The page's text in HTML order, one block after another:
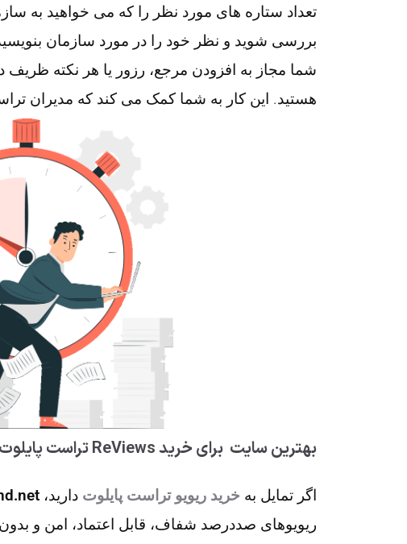
تعداد ستاره های مورد نظر را که می خواهید به
بررسی شوید و نظر خود را در مورد سازمان
شما مجاز به افزودن مرجع، رزور یا هر نکته ظریف
هستید. این کار به شما کمک می کند که مدیران
بهترین سایت برای خرید ReViews تراست پایلوت
اگر تمایل به خرید ریویو تراست پایلوت دارید،
ریویوهای صددرصد شفاف، قابل اعتماد، امن و